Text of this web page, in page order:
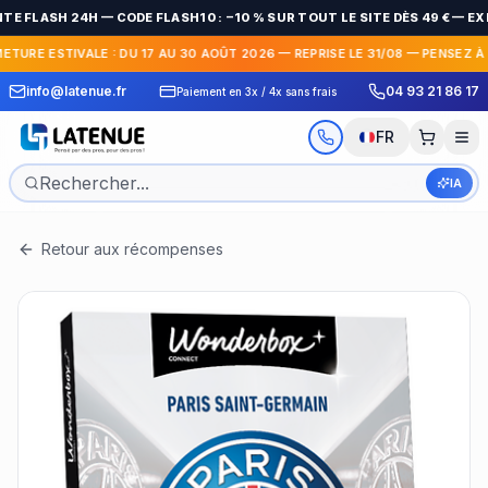
FLASH 24H — CODE FLASH10 : −10 % SUR TOUT LE SITE DÈS 49 € —
ESTIVALE : DU 17 AU 30 AOÛT 2026 — REPRISE LE 31/08 — PENSEZ À
info@latenue.fr
en France et
Paiement en 3x / 4x sans frais
30 jours pour
04 93 21 86 17
FR
IA
Retour aux récompenses